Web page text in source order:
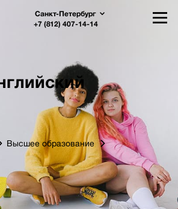
Санкт-Петербург
+7 (812) 407-14-14
Высшее образование